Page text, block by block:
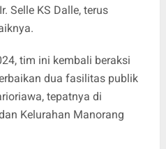
Selle KS Dalle, terus
tim ini kembali beraksi
dua fasilitas publik
tepatnya di
Kelurahan Manorang